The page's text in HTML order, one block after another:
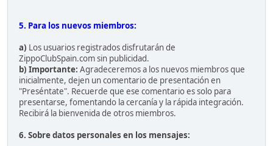
5. Para los nuevos miembros:
a) Los usuarios registrados disfrutarán de
ZippoClubSpain.com sin publicidad.
b) Importante: Agradeceremos a los nuevos miembros que
inicialmente, dejen un comentario de presentación en
"Preséntate". Recuerde que ese comentario es solo para
presentarse, fomentando la cercanía y la rápida integración.
Recibirá la bienvenida de otros miembros.
6. Sobre datos personales en los mensajes: